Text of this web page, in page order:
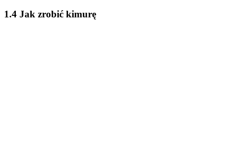
1.4 Jak zrobić kimurę